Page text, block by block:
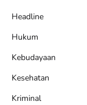
Headline
Hukum
Kebudayaan
Kesehatan
Kriminal